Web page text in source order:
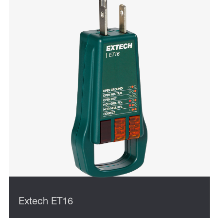
Extech ET16